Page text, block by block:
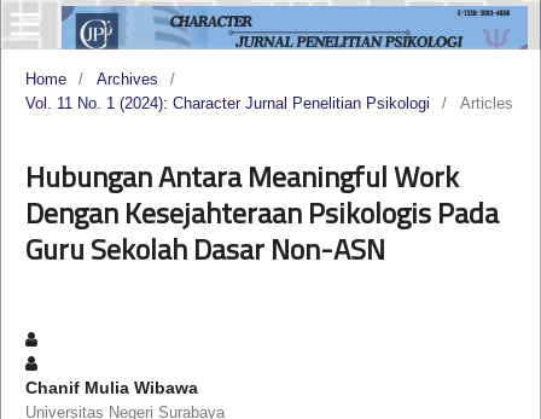
Home / Archives
/
Vol. 11 No. 1 (2024): Character Jurnal Penelitian Psikologi
/ Articles
Hubungan Antara Meaningful Work
Dengan Kesejahteraan Psikologis Pada
Guru Sekolah Dasar Non-ASN
Chanif Mulia Wibawa
Universitas Negeri Surabaya